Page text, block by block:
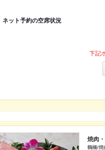
ネット予約の空席状況
下記
焼肉
鶴橋/焼